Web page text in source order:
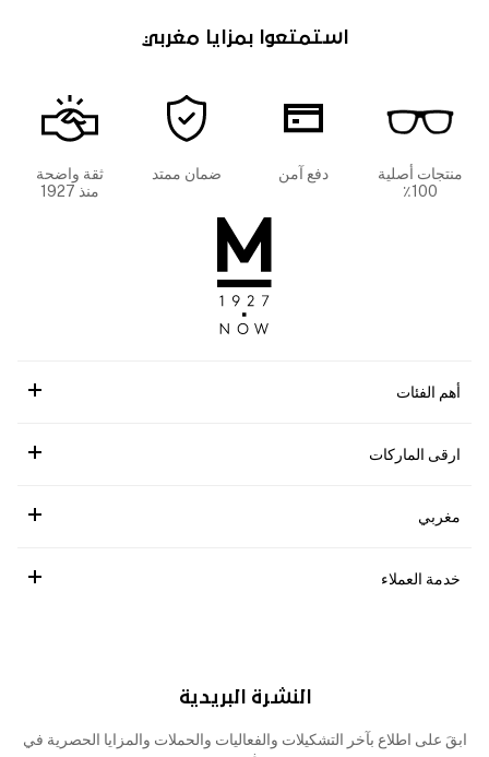
استمتعوا بمزايا مغربي
منتجات أصلية
100٪
دفع آمن ضمان ممتد
ثقة واضحة
منذ 1927
أهم الفئات
ارقى الماركات
مغربي
خدمة العملاء
النشرة البريدية
ابقَ على اطلاع بآخر التشكيلات والفعاليات والحملات والمزايا الحصرية في